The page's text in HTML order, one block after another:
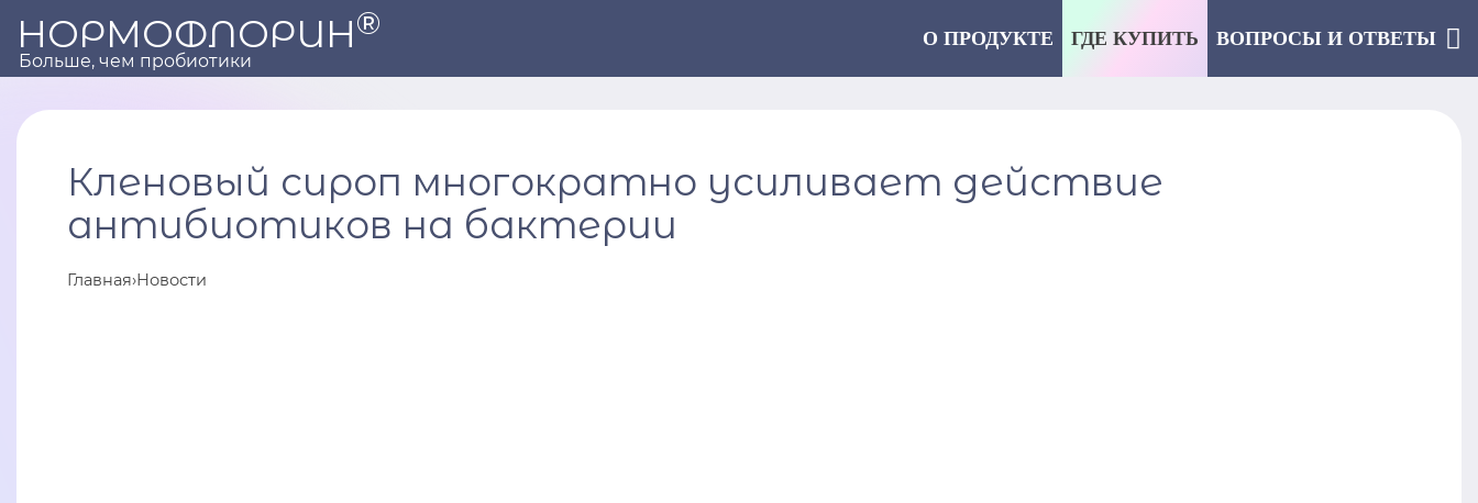
НОРМОФЛОРИН®
Больше, чем пробиотики
О ПРОДУКТЕ ГДЕ КУПИТЬ ВОПРОСЫ И ОТВЕТЫ
Кленовый сироп многократно усиливает действие
антибиотиков на бактерии
Главная›Новости